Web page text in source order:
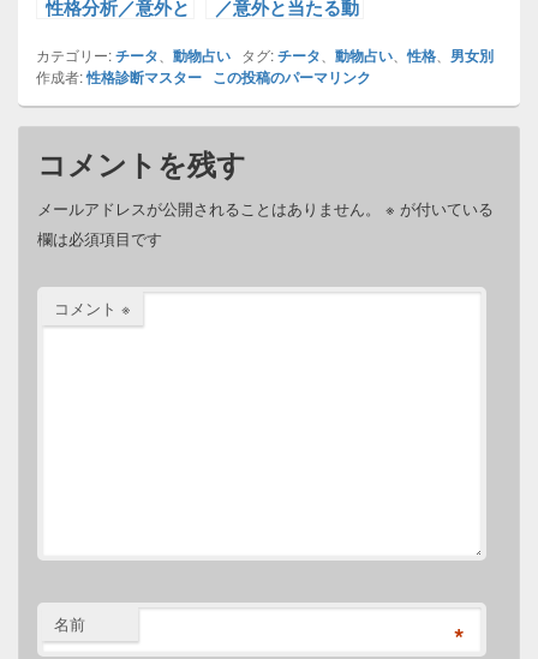
性格分析／意外と
／意外と当たる動
カテゴリー:チータ 動物占い タグ:チータ 動物占い 、性格 男女別
作成者:性格診断マスター この投稿のパーマリンク
コメントを残す
メールアドレスが公開されることはありません。 ※ が付いている
欄は必須項目です
コメント ※
名前 *